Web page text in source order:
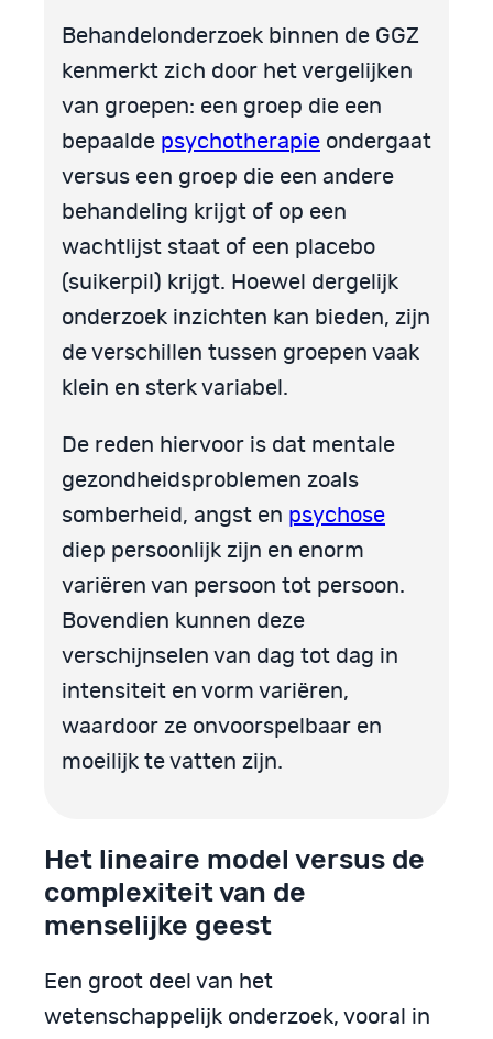
Behandelonderzoek binnen de GGZ
kenmerkt zich door het vergelijken
van groepen: een groep die een
bepaalde psychotherapie ondergaat
versus een groep die een andere
behandeling krijgt of op een
wachtlijst staat of een placebo
(suikerpil) krijgt. Hoewel dergelijk
onderzoek inzichten kan bieden, zijn
de verschillen tussen groepen vaak
klein en sterk variabel.
De reden hiervoor is dat mentale
gezondheidsproblemen zoals
somberheid, angst en psychose
diep persoonlijk zijn en enorm
variëren van persoon tot persoon.
Bovendien kunnen deze
verschijnselen van dag tot dag in
intensiteit en vorm variëren,
waardoor ze onvoorspelbaar en
moeilijk te vatten zijn.
Het lineaire model versus de
complexiteit van de
menselijke geest
Een groot deel van het
wetenschappelijk onderzoek, vooral in